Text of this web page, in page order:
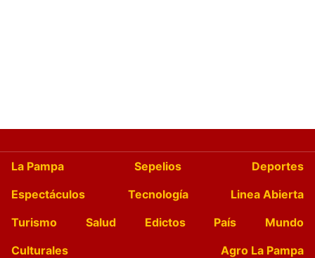
La Pampa Sepelios
Deportes
Espectáculos
Tecnología
Linea Abierta
Turismo
Salud Edictos País
Mundo
Culturales
Agro La Pampa